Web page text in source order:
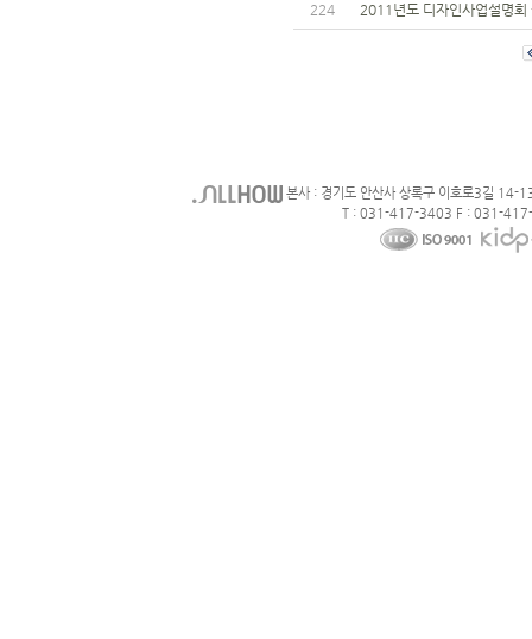
224 2011년도 디자인사업설명회
본사 : 경기도 안산사 상록구 이호로3길 14-
T : 031-417-3403 F : 031-